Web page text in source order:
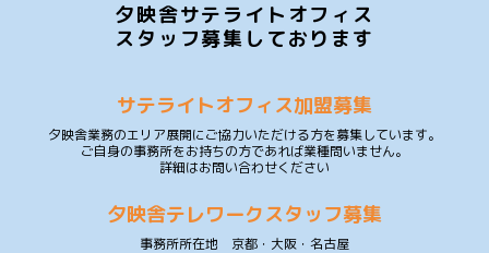
夕映舎サテライトオフィス
スタッフ募集しております
サテライトオフィス加盟募集
夕映舎業務のエリア展開にご協力いただける方を募集しています。
ご自身の事務所をお持ちの方であれば業種問いません。
詳細はお問い合わせください
夕映舎テレワークスタッフ募集
事務所所在地 京都・大阪・名古屋